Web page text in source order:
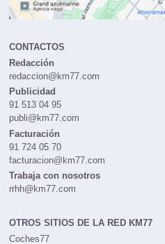
CONTACTOS
Redacción
redaccion@km77.com
Publicidad
91 513 04 95
publi@km77.com
Facturación
91 724 05 70
facturacion@km77.com
Trabaja con nosotros
OTROS SITIOS DE LA RED KM77